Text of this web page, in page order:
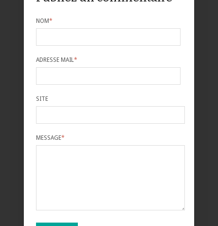
NOM*
ADRESSE MAIL*
SITE
MESSAGE*